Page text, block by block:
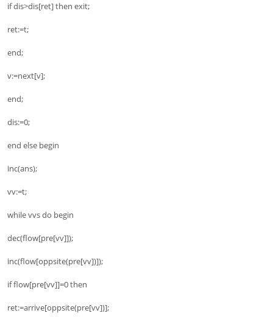
if dis>dis[ret] then exit;
ret:=t;
end;
v:=next[v];
end;
dis:=0;
end else begin
inc(ans);
vv:=t;
while vvs do begin
dec(flow[pre[vv]]);
inc(flow[oppsite(pre[vv])]);
if flow[pre[vv]]=0 then
ret:=arrive[oppsite(pre[vv])];